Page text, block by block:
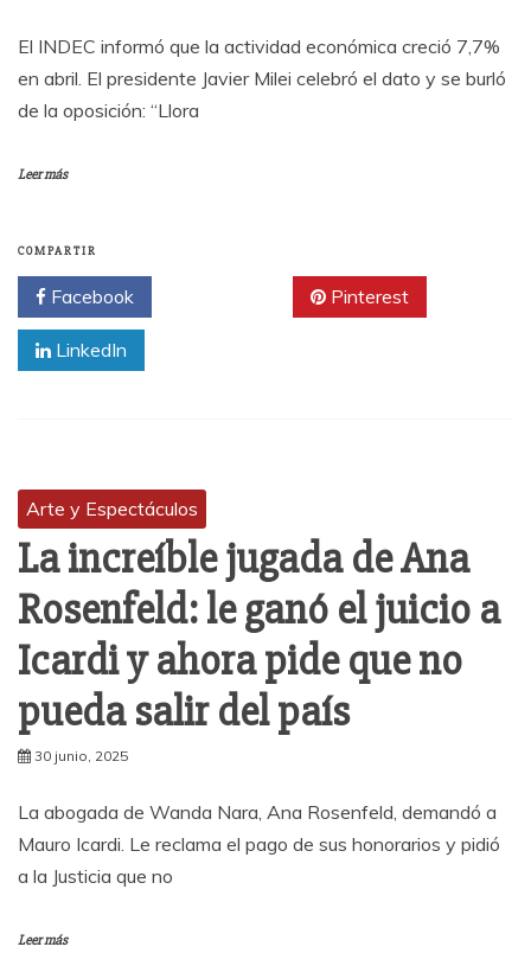
El INDEC informó que la actividad económica creció 7,7%
en abril. El presidente Javier Milei celebró el dato y se burló
de la oposición: “Llora
Leer más
COMPARTIR
Facebook Pinterest
LinkedIn
Arte y Espectáculos
La increíble jugada de Ana
Rosenfeld: le ganó el juicio a
Icardi y ahora pide que no
pueda salir del país
30 junio, 2025
La abogada de Wanda Nara, Ana Rosenfeld, demandó a
Mauro Icardi. Le reclama el pago de sus honorarios y pidió
a la Justicia que no
Leer más